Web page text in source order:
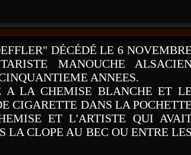
DÉCÉDÉ LE 6
MANOUCHE
ANNEES.
A LA CHEMISE BLANCHE ET
CIGARETTE DANS LA
ET L'ARTISTE QUI
LA CLOPE AU BEC OU ENTRE